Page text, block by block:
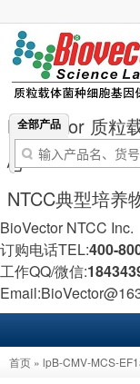
BioVector 质粒
心
NTCC典型培养
全部产品
BioVector NTCC Inc.
订购电话TEL:400-
工作QQ/微信:
首页 » lpB-CMV-MCS-